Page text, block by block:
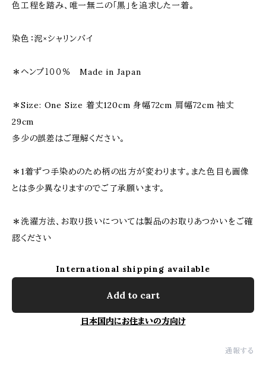
色工程を踏み、唯一無二の「黒」を追求した一着。
染色：泥×シャリンバイ
＊ヘンプ１００％ Made in Japan
＊Size: One Size 着丈120cm 身幅72cm 肩幅72cm 袖丈
29cm
多少の誤差はご理解ください。
＊1着ずつ手染めのため柄の出方が変わります。また色目も画像
とは多少異なりますのでご了承願います。
＊洗濯方法、お取り扱いについては製品のお取りあつかいをご確
認ください
International shipping available
Add to cart
日本国内にお住まいの方向け
通報する